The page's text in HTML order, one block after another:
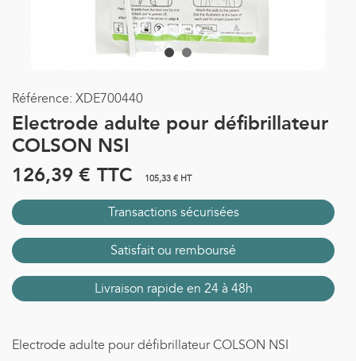
Référence: XDE700440
Electrode adulte pour défibrillateur
COLSON NSI
126,39 € TTC 105,33 € HT
Transactions sécurisées
Satisfait ou remboursé
Livraison rapide en 24 à 48h
Electrode adulte pour défibrillateur COLSON NSI